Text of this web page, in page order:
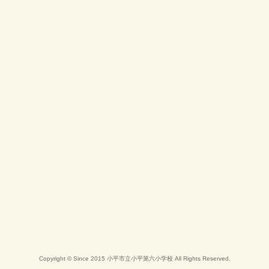
Copyright © Since 2015 小平市立小平第六小学校 All Rights Reserved.